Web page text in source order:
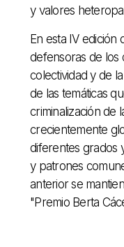
y valores
En esta IV edición
defensoras de los
colectividad y de
de las temáticas
criminalización de
crecientemente
diferentes grados
y patrones
anterior se
"Premio Berta